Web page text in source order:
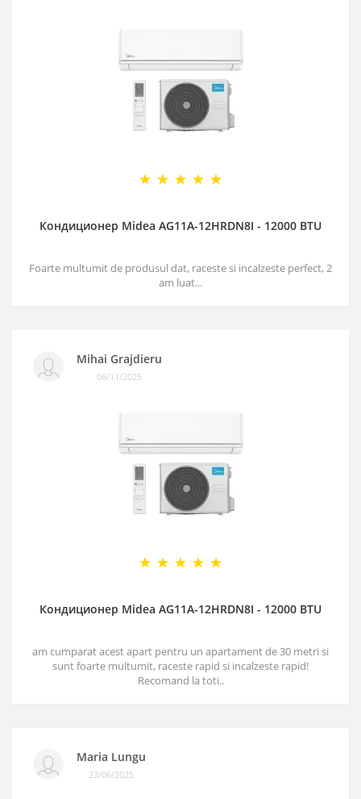
Кондиционер Midea AG11A-12HRDN8I - 12000 BTU
Foarte multumit de produsul dat, raceste si incalzeste perfect, 2
am luat...
Mihai Grajdieru
06/11/2025
Кондиционер Midea AG11A-12HRDN8I - 12000 BTU
am cumparat acest apart pentru un apartament de 30 metri si
sunt foarte multumit, raceste rapid si incalzeste rapid!
Recomand la toti..
Maria Lungu
23/06/2025